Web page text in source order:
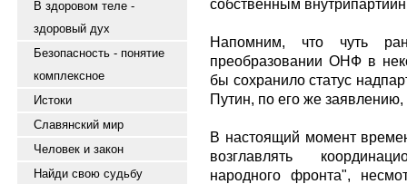
В здоровом теле -
здоровый дух
Безопасность - понятие
комплексное
Истоки
Славянский мир
Человек и закон
Найди свою судьбу
собственным
Напомним, что чуть
преобразовании ОНФ в
бы сохранило статус
Путин, по его же
В настоящий момент
возглавлять
народного фронта",